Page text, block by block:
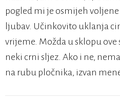
pogled mi je osmijeh
ljubav. Učinkovito uklanja
vrijeme. Možda u sklopu
neki crni sljez. Ako i ne,
na rubu pločnika, izvan